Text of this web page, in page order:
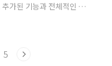
가된 기능과 전체적인 기
다양한 테마를 제공하여
도 있습니다. 테마기능은
5